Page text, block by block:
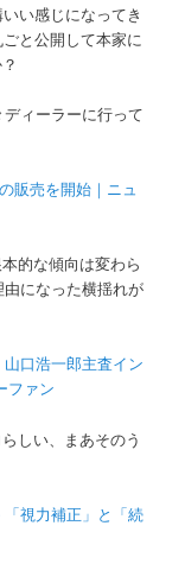
い感じになってき
と公開して本家に
ィーラーに行って
販売を開始｜ニュ
的な傾向は変わら
になった横揺れが
口浩一郎主査イン
ファン
しい、まあそのう
「視力補正」と「続